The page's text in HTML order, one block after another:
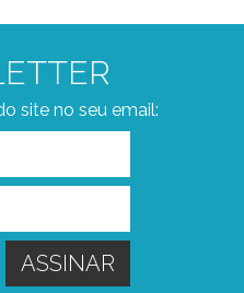
site no seu email: